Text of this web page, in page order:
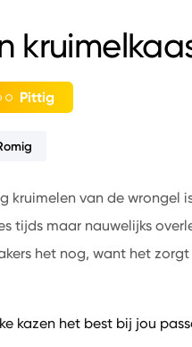
Pittig
kruimelen van de wrongel
tijds maar nauwelijks
het nog, want het
kazen het best bij jou